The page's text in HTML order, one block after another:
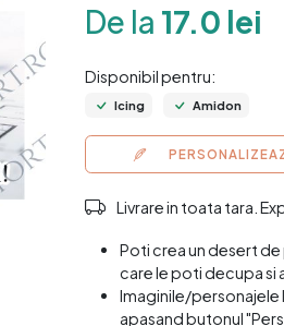
De la 17.0 lei
Disponibil pentru:
Icing Amidon
Livrare in toata tara.
Poti crea un desert
care le poti decupa si
Imaginile/personajele
apasand butonul